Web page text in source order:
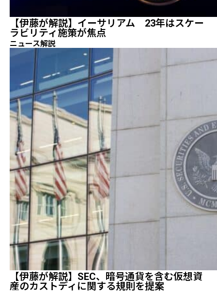
【伊藤が解説】イーサリアム 23年はスケー
ラビリティ施策が焦点
ニュース解説
【伊藤が解説】SEC、暗号通貨を含む仮想資
産のカストディに関する規則を提案